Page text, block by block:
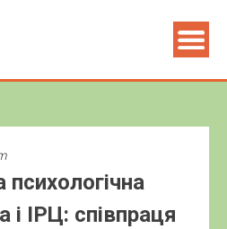
психологічна
і ІРЦ: співпраця